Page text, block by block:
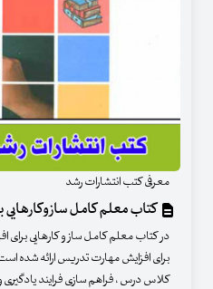
معرفی کتب انتشارات رشد
کتاب معلم کامل
در کتاب معلم کامل ساز و کارهایی برای
برای افزایش مهارت تدریس ارائه شده
کلاس درس ، فراهم سازی فرایند یادگیری